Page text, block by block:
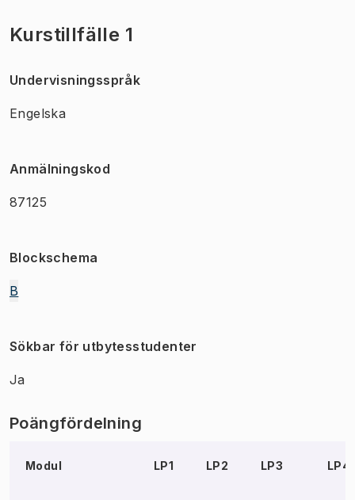
Kurstillfälle 1
Undervisningsspråk
Engelska
Anmälningskod
87125
Blockschema
B
Sökbar för utbytesstudenter
Ja
Poängfördelning
Modul LP1 LP2 LP3 LP4